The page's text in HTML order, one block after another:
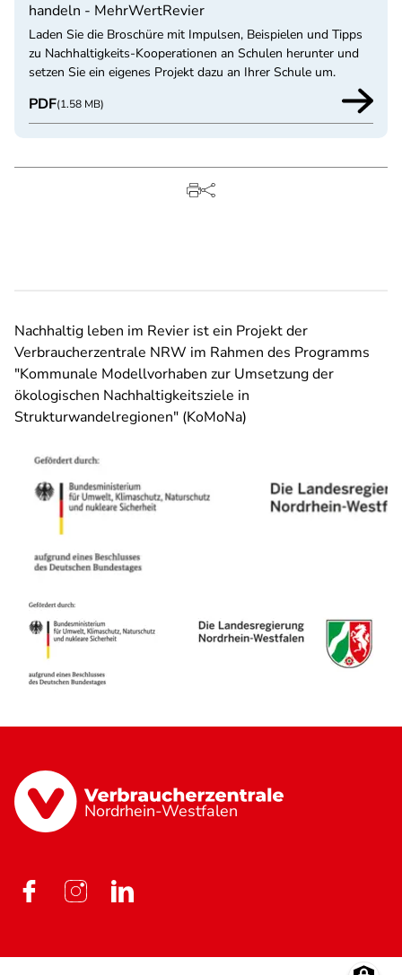
handeln - MehrWertRevier
Laden Sie die Broschüre mit Impulsen, Beispielen und Tipps
zu Nachhaltigkeits-Kooperationen an Schulen herunter und
setzen Sie ein eigenes Projekt dazu an Ihrer Schule um.
PDF(1.58 MB)
Nachhaltig leben im Revier ist ein Projekt der
Verbraucherzentrale NRW im Rahmen des Programms
"Kommunale Modellvorhaben zur Umsetzung der
ökologischen Nachhaltigkeitsziele in
Strukturwandelregionen" (KoMoNa)
Nordrhein-Westfalen